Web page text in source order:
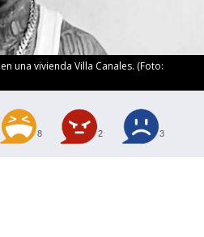
una vivienda Villa Canales. (Foto:
8 2 3